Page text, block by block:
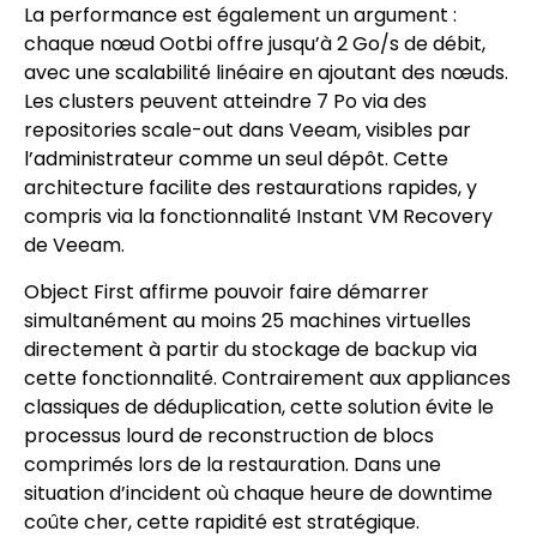
La performance est également un argument :
chaque nœud Ootbi offre jusqu’à 2 Go/s de débit,
avec une scalabilité linéaire en ajoutant des nœuds.
Les clusters peuvent atteindre 7 Po via des
repositories scale-out dans Veeam, visibles par
l’administrateur comme un seul dépôt. Cette
architecture facilite des restaurations rapides, y
compris via la fonctionnalité Instant VM Recovery
de Veeam.
Object First affirme pouvoir faire démarrer
simultanément au moins 25 machines virtuelles
directement à partir du stockage de backup via
cette fonctionnalité. Contrairement aux appliances
classiques de déduplication, cette solution évite le
processus lourd de reconstruction de blocs
comprimés lors de la restauration. Dans une
situation d’incident où chaque heure de downtime
coûte cher, cette rapidité est stratégique.